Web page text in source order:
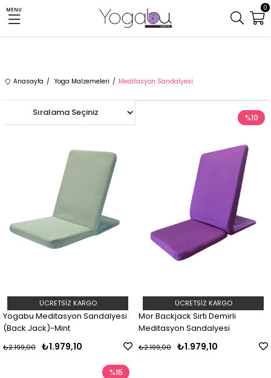
MENU 0
Anasayfa Yoga Malzemeleri Meditasyon Sandalyesi
Yogabu Meditasyon Sandalyesi
(Back Jack)-Mint
₺1.979,10
₺2.199,00
ÜCRETSIZ KARGO
Mor Backjack Sırtı Demirli
Meditasyon Sandalyesi
₺1.979,10
₺2.199,00
%10
ÜCRETSIZ KARGO
%15